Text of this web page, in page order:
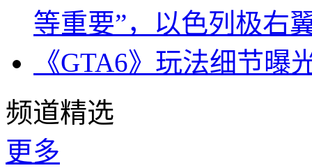
等重要”，以色列极右
《GTA6》玩法细节
频道精选
更多